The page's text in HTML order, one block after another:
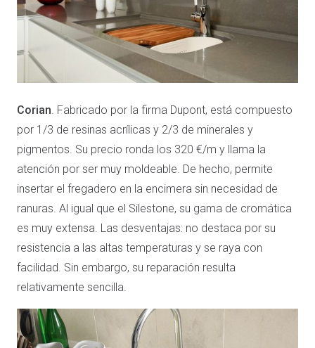
Corian . Fabricado por la firma Dupont, está compuesto
por 1/3 de resinas acrílicas y 2/3 de minerales y
pigmentos. Su precio ronda los 320 €/m y llama la
atención por ser muy moldeable. De hecho, permite
insertar el fregadero en la encimera sin necesidad de
ranuras. Al igual que el Silestone, su gama de cromática
es muy extensa. Las desventajas: no destaca por su
resistencia a las altas temperaturas y se raya con
facilidad. Sin embargo, su reparación resulta
relativamente sencilla.